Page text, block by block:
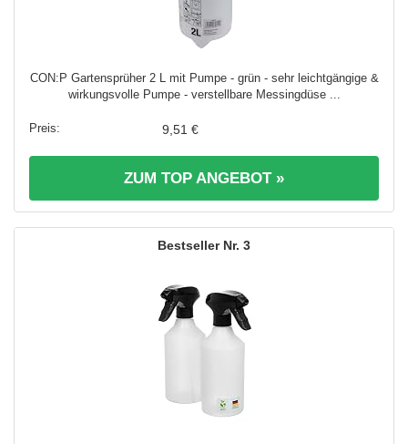
CON:P Gartensprüher 2 L mit Pumpe - grün - sehr leichtgängige &
wirkungsvolle Pumpe - verstellbare Messingdüse ...
9,51 €
ZUM TOP ANGEBOT »
3